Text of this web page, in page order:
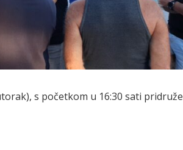
s početkom u 16:30 sati pridruže